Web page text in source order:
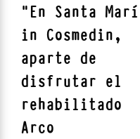
"En Santa
in Cosmedin,
aparte de
disfrutar el
rehabilitado
Arco